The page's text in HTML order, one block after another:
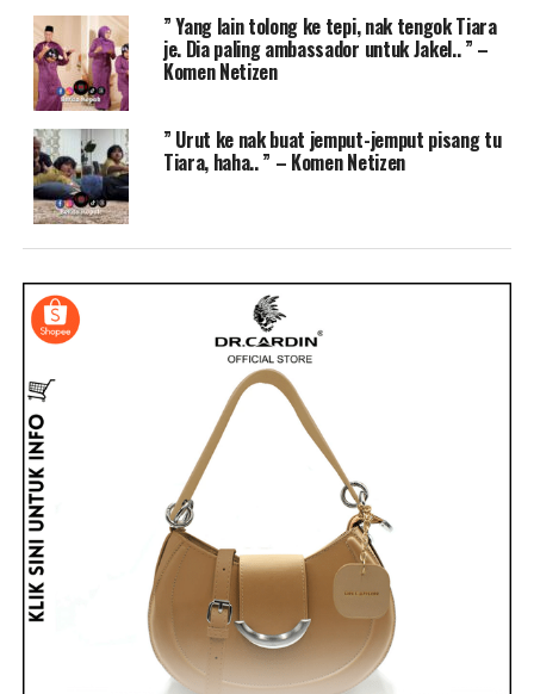
” Yang lain tolong ke tepi, nak tengok Tiara
je. Dia paling ambassador untuk Jakel.. ” –
Komen Netizen
” Urut ke nak buat jemput-jemput pisang tu
Tiara, haha.. ” – Komen Netizen